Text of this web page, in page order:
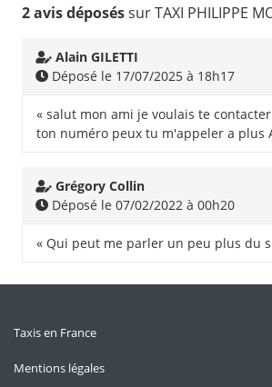
2 avis déposéssur TAXI PHILIPPE
Alain GILETTI
Déposé le 17/07/2025 à 18h17
« salut mon ami je voulais te
ton numéro peux tu m'appeler a plus
Grégory Collin
Déposé le 07/02/2022 à 00h20
« Qui peut me parler un peu plus du
Taxis en France
Mentions légales